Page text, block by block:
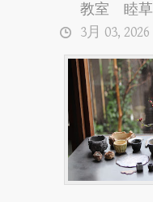
教室 睦草
3月 03, 2026